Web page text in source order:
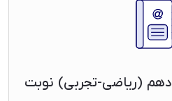
نمونه سوال شیمی ۱ دهم (ریاضی-تجربی) نوبت